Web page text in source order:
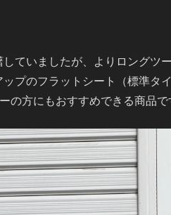
ていましたが、よりロングツ
プのフラットシート（標準タ
方にもおすすめできる商品で